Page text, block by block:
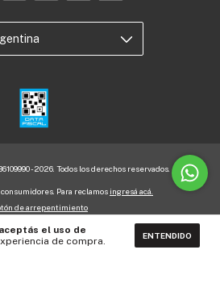
aceptás el uso de
de compra. ENTENDIDO
- 2026. Todos los derechos reservados.
Para reclamos ingresá acá.
de arrepentimiento